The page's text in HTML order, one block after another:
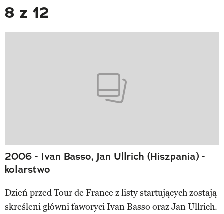
8 z 12
2006 - Ivan Basso, Jan Ullrich (Hiszpania) -
kolarstwo
Dzień przed Tour de France z listy startujących zostają
skreśleni główni faworyci Ivan Basso oraz Jan Ullrich.